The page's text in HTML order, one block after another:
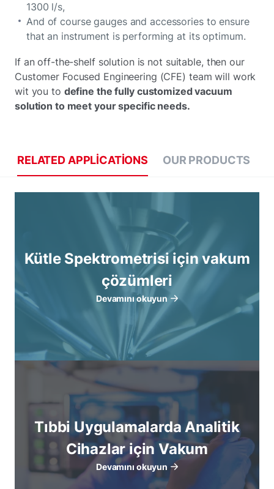
1300 l/s,
And of course gauges and accessories to ensure
that an instrument is performing at its optimum.
If an off-the-shelf solution is not suitable, then our
Customer Focused Engineering (CFE) team will work
wit you to define the fully customized vacuum
solution to meet your specific needs.
RELATED APPLICATIONS OUR PRODUCTS
Kütle Spektrometrisi için vakum
çözümleri
Devamını okuyun
Tıbbi Uygulamalarda Analitik
Cihazlar için Vakum
Devamını okuyun